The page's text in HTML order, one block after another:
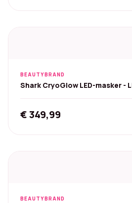
BEAUTYBRAND
Shark CryoGlow LED-masker -
€349,99
BEAUTYBRAND